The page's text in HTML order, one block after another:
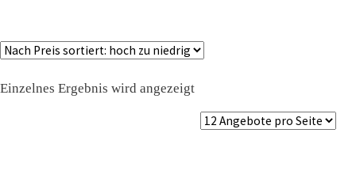
Einzelnes Ergebnis wird angezeigt